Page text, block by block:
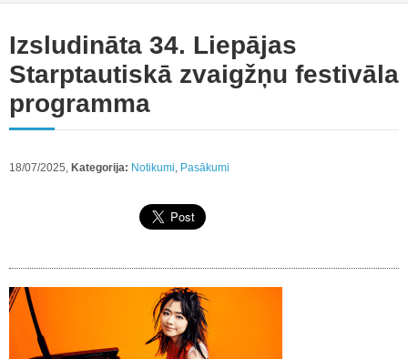
Izsludināta 34. Liepājas
Starptautiskā zvaigžņu festivāla
programma
18/07/2025, Kategorija: Notikumi, Pasākumi